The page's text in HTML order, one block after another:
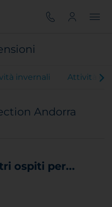
invernali Attività
Andorra
ospiti per...